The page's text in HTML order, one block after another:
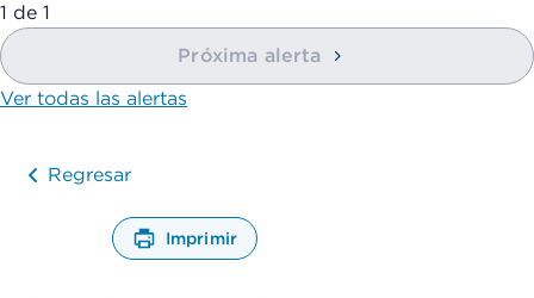
mostrando
1 de 1
Próxima alerta
Ver todas las alertas
Regresar
Imprimir
A